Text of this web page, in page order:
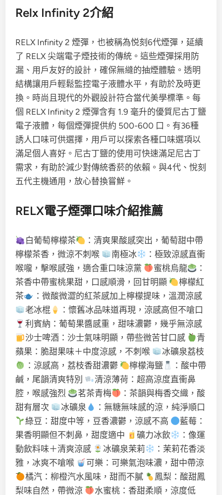
Relx Infinity 2介紹
RELX Infinity 2 煙彈，也被稱為悦刻6代煙彈，延續
了 RELX 尖端電子煙技術的傳統。這些煙彈採用防
漏、用戶友好的設計，確保無縫的抽煙體驗。透明
結構讓用戶輕鬆監控電子液體水平，有助於及時更
換。時尚且現代的外觀設計符合當代美學標準。每
個 RELX Infinity 2 煙彈含有 1.9 毫升的優質尼古丁鹽
電子液體，每個煙彈提供約 500-600 口。有36種
誘人口味可供選擇，用戶可以探索各種口味選項以
滿足個人喜好。尼古丁鹽的使用可快速滿足尼古丁
需求，有助於減少對傳統香菸的依賴。與4代、悅刻
五代主機通用，放心替換嘗鮮。
RELX電子煙彈口味介紹推薦
白葡萄檸檬茶
：清爽果酸感突出，葡萄甜中帶
檸檬茶香，微涼不刺喉
南極冰
：極致涼感直衝
喉嚨，擊喉感強，適合重口味涼黨
蜜桃烏龍
：
茶香中帶蜜桃果甜，口感順滑，回甘明顯
檸檬紅
茶
：微酸微澀的紅茶感加上檸檬提味，溫潤涼感
老冰棍
：懷舊冰品味道再現，涼感高但不嗆口
利賓納：葡萄果醬感重，甜味濃鬱，幾乎無涼感
沙士啤酒：沙士氣味明顯，帶些微苦甘口感
青
蘋果：脆甜果味＋中度涼感，不刺喉
冰礦泉荔枝
：涼感高，荔枝香甜濃鬱
檸檬海鹽
：酸中帶
鹹，尾韻清爽特別
清涼薄荷：超高涼度直衝鼻
腔，喉感強烈
茗茶青梅
：茶韻與梅香交織，酸
甜有層次
冰礦泉
：無糖無味感的涼，純淨順口
綠豆：甜度中等，豆香濃鬱，涼感不高
藍莓：
果香明顯但不刺鼻，甜度適中
礦力冰飲
：像運
動飲料味＋清爽涼感
冰礦泉茉莉
：茉莉花香淡
雅，冰爽不嗆喉
可樂：可樂氣泡味濃，甜中帶涼
橘汽：柳橙汽水風味，甜而不膩
鳳梨：酸甜鳳
梨味自然，帶微涼
水蜜桃：香甜柔順，涼度低